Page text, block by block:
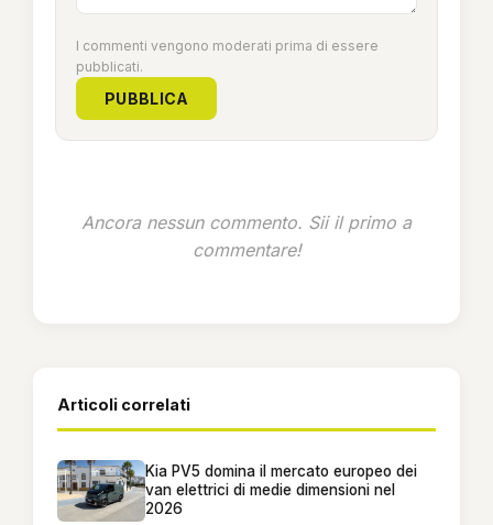
I commenti vengono moderati prima di essere
pubblicati.
PUBBLICA
Ancora nessun commento. Sii il primo a
commentare!
Articoli correlati
Kia PV5 domina il mercato europeo dei
van elettrici di medie dimensioni nel
2026